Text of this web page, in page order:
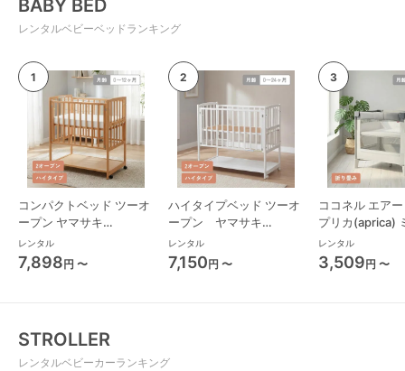
BABY BED
レンタルベビーベッドランキング
コンパクトベッド ツーオ
ープン ヤマサキ
(Yamasaki) ミニサイズ/
コンパクトベビーベッド
レンタル
7,898円 〜
ハイタイプベッド ツーオ
ープン ヤマサキ
(Yamasaki) レギュラーサ
イズベビーベッド
レンタル
7,150円 〜
ココネル エア
プリカ(aprica)
ズ/コンパクト
ド
レンタル
3,509円 〜
STROLLER
レンタルベビーカーランキング